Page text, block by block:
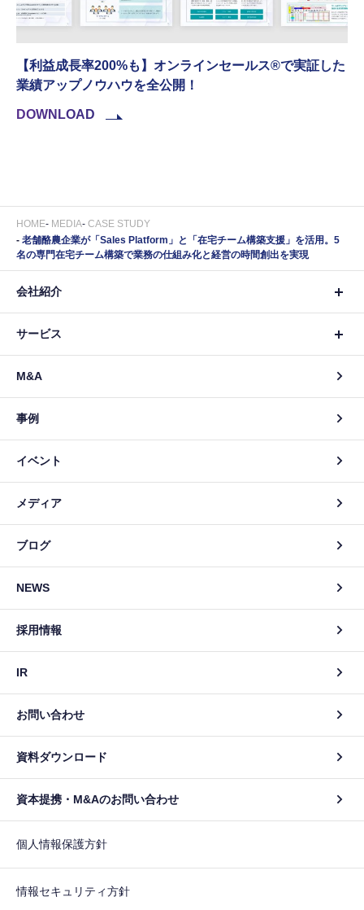
【利益成長率200%も】オンラインセールス®︎で実証した
業績アップノウハウを全公開！
DOWNLOAD
HOME MEDIA CASE STUDY
老舗酪農企業が「Sales Platform」と「在宅チーム構築支援」を活用。5
名の専門在宅チーム構築で業務の仕組み化と経営の時間創出を実現
会社紹介
サービス
M&A
事例
イベント
メディア
ブログ
NEWS
採用情報
IR
お問い合わせ
資料ダウンロード
資本提携・M&Aのお問い合わせ
個人情報保護方針
情報セキュリティ方針